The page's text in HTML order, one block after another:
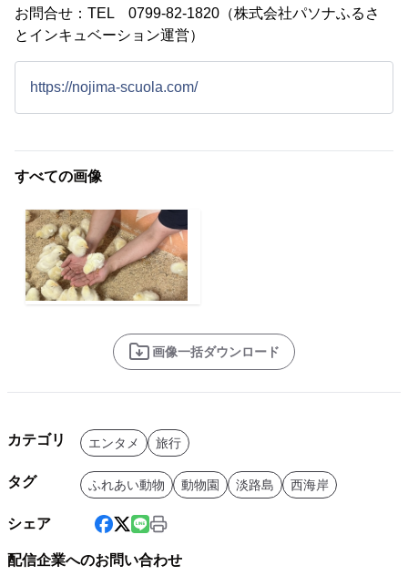
お問合せ：TEL 0799-82-1820（株式会社パソナふるさ
とインキュベーション運営）
https://nojima-scuola.com/
すべての画像
画像一括ダウンロード
カテゴリ エンタメ 旅行
タグ ふれあい動物 動物園 淡路島 西海岸
シェア
配信企業へのお問い合わせ